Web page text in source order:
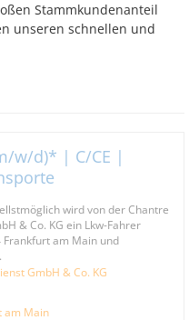
Stammkundenanteil
unseren schnellen und
w/d)* | C/CE |
wird von der Chantre
& Co. KG ein Lkw-Fahrer
am Main und
GmbH & Co. KG
am Main